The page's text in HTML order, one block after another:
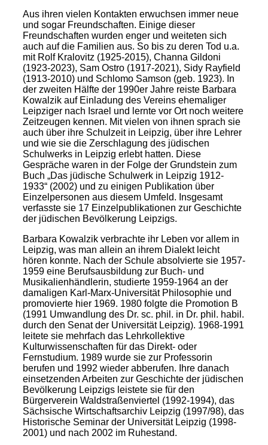
Aus ihren vielen Kontakten erwuchsen immer neue
und sogar Freundschaften. Einige dieser
Freundschaften wurden enger und weiteten sich
auch auf die Familien aus. So bis zu deren Tod u.a.
mit Rolf Kralovitz (1925-2015), Channa Gildoni
(1923-2023), Sam Ostro (1917-2021), Sidy Rayfield
(1913-2010) und Schlomo Samson (geb. 1923). In
der zweiten Hälfte der 1990er Jahre reiste Barbara
Kowalzik auf Einladung des Vereins ehemaliger
Leipziger nach Israel und lernte vor Ort noch weitere
Zeitzeugen kennen. Mit vielen von ihnen sprach sie
auch über ihre Schulzeit in Leipzig, über ihre Lehrer
und wie sie die Zerschlagung des jüdischen
Schulwerks in Leipzig erlebt hatten. Diese
Gespräche waren in der Folge der Grundstein zum
Buch „Das jüdische Schulwerk in Leipzig 1912-
1933“ (2002) und zu einigen Publikation über
Einzelpersonen aus diesem Umfeld. Insgesamt
verfasste sie 17 Einzelpublikationen zur Geschichte
der jüdischen Bevölkerung Leipzigs.
Barbara Kowalzik verbrachte ihr Leben vor allem in
Leipzig, was man allein an ihrem Dialekt leicht
hören konnte. Nach der Schule absolvierte sie 1957-
1959 eine Berufsausbildung zur Buch- und
Musikalienhändlerin, studierte 1959-1964 an der
damaligen Karl-Marx-Universität Philosophie und
promovierte hier 1969. 1980 folgte die Promotion B
(1991 Umwandlung des Dr. sc. phil. in Dr. phil. habil.
durch den Senat der Universität Leipzig). 1968-1991
leitete sie mehrfach das Lehrkollektive
Kulturwissenschaften für das Direkt- oder
Fernstudium. 1989 wurde sie zur Professorin
berufen und 1992 wieder abberufen. Ihre danach
einsetzenden Arbeiten zur Geschichte der jüdischen
Bevölkerung Leipzigs leistete sie für den
Bürgerverein Waldstraßenviertel (1992-1994), das
Sächsische Wirtschaftsarchiv Leipzig (1997/98), das
Historische Seminar der Universität Leipzig (1998-
2001) und nach 2002 im Ruhestand.